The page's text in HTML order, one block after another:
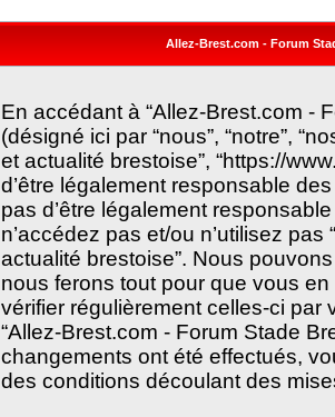
Allez-Brest.com - Forum
En accédant à “Allez-Brest.com -
(désigné ici par “nous”, “notre”,
et actualité brestoise”, “https://
d’être légalement responsable
pas d’être légalement
n’accédez pas et/ou n’utilisez
actualité brestoise”. Nous
nous ferons tout pour que vous
vérifier régulièrement celles-ci par
“Allez-Brest.com - Forum Stade
changements ont été effectués,
des conditions découlant des